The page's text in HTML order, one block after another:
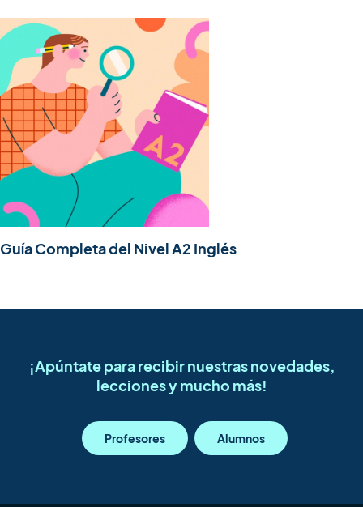
Guía Completa del Nivel A2 Inglés
¡Apúntate para recibir nuestras novedades,
lecciones y mucho más!
Profesores Alumnos